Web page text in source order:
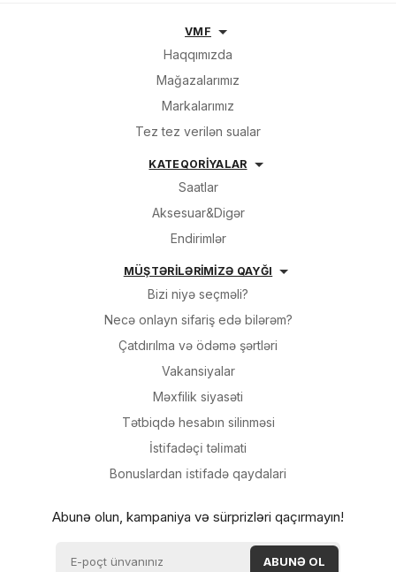
VMF
Haqqımızda
Mağazalarımız
Markalarımız
Tez tez verilən sualar
KATEQORİYALAR
Saatlar
Aksesuar&Digər
Endirimlər
MÜŞTƏRİLƏRİMİZƏ QAYĞI
Bizi niyə seçməli?
Necə onlayn sifariş edə bilərəm?
Çatdırılma və ödəmə şərtləri
Vakansiyalar
Məxfilik siyasəti
Tətbiqdə hesabın silinməsi
İsti̇fadəçi̇ təli̇mati
Bonuslardan i̇sti̇fadə qaydalari
Abunə olun, kampaniya və sürprizləri qaçırmayın!